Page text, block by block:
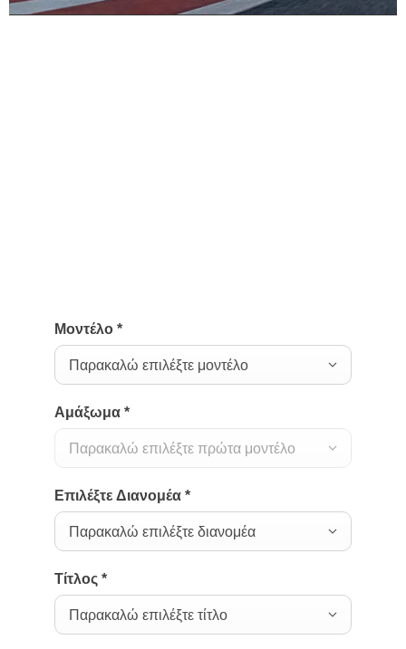
Μοντέλο *
Παρακαλώ επιλέξτε μοντέλο
Αμάξωμα *
Παρακαλώ επιλέξτε πρώτα μοντέλο
Επιλέξτε Διανομέα *
Παρακαλώ επιλέξτε διανομέα
Τίτλος *
Παρακαλώ επιλέξτε τίτλο